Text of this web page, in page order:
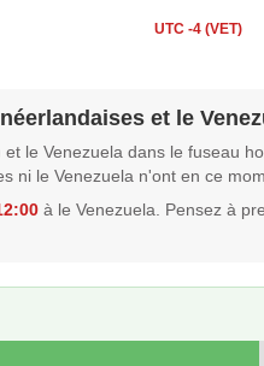
UTC -4 (VET)
et le
et le Venezuela dans le fuseau
ni le Venezuela n'ont en ce
à le Venezuela. Pensez à